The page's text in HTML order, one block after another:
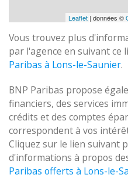
Leaflet | données ©
Vous trouvez plus
par l'agence en suivant ce
Paribas à Lons-le-Saunier.
BNP Paribas propose
financiers, des services
crédits et des comptes
correspondent à vos
Cliquez sur le lien suivant
d'informations à propos
Paribas offerts à Lons-le-